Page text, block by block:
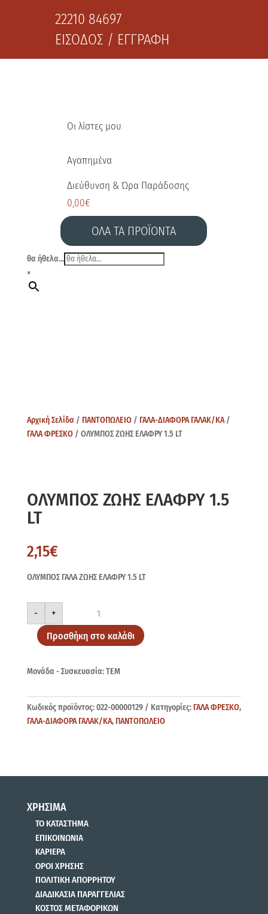
22210 84697
ΕΙΣΟΔΟΣ / ΕΓΓΡΑΦΗ
Οι λίστες μου
Αγαπημένα
Διεύθυνση & Ώρα Παράδοσης
0,00€
ΟΛΑ ΤΑ ΠΡΟΪΟΝΤΑ
θα ήθελα...
×
Αρχική Σελίδα / ΠΑΝΤΟΠΩΛΕΙΟ/ ΓΑΛΑ-ΔΙΑΦΟΡΑ ΓΑΛΑΚ/ΚΑ/
ΓΑΛΑ ΦΡΕΣΚΟ/ ΟΛΥΜΠΟΣ ΖΩΗΣ ΕΛΑΦΡΥ 1.5 LT
ΟΛΥΜΠΟΣ ΖΩΗΣ ΕΛΑΦΡΥ 1.5
LT
2,15€
ΟΛΥΜΠΟΣ ΓΑΛΑ ΖΩΗΣ ΕΛΑΦΡΥ 1.5 LT
-
ΟΛΥΜΠΟΣ
ΕΛΑΦΡΥ
1.5
LT
ποσότητα
+
Προσθήκη στο καλάθι
Μονάδα - Συσκευασία: ΤΕΜ
Κωδικός προϊόντος:022-00000129 Κατηγορίες: ΓΑΛΑ ΦΡΕΣΚΟ,
ΓΑΛΑ-ΔΙΑΦΟΡΑ ΓΑΛΑΚ/ΚΑ, ΠΑΝΤΟΠΩΛΕΙΟ
ΧΡΗΣΙΜΑ
ΤΟ ΚΑΤΑΣΤΗΜΑ
ΕΠΙΚΟΙΝΩΝΙΑ
ΚΑΡΙΕΡΑ
ΟΡΟΙ ΧΡΗΣΗΣ
ΠΟΛΙΤΙΚΗ ΑΠΟΡΡΗΤΟΥ
ΔΙΑΔΙΚΑΣΙΑ ΠΑΡΑΓΓΕΛΙΑΣ
ΚΟΣΤΟΣ ΜΕΤΑΦΟΡΙΚΩΝ